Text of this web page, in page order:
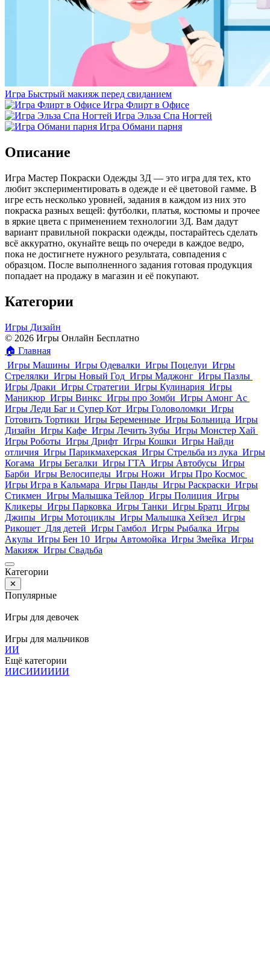
Игра Быстрый макияж перед свиданием
Игра Флирт в Офисе
Игра Эльза Спа Ногтей
Игра Обмани парня
Описание
Игра Мастер Покраски Одежды 3Д — это игра для тех, кто
любит экспериментировать в одежде и её цветовой гамме. В
игре есть несколько уровней, задания в каждом из них это
покраска разных вещей: футболки, платья, костюмы и прочее
в яркие цвета с применением технологии 3Д. Вам дадут
вариант правильной покраски одежды, постарайтесь сделать
всё аккуратно, окунайте вещь по очереди в каждое ведро,
пока не достигнете нужного результата, совпадения с
образцом. После выполненного задания готовая продукция
попадает на продажу в магазин и её покупают.
Категории
Игры Дизайн
© 2026 Игры Онлайн Бесплатно
🏠 Главная
Игры Машины Игры Одевалки Игры Поцелуи Игры
Стрелялки Игры Новый Год Игры Маджонг Игры Пазлы
Игры Драки Игры Стратегии Игры Кулинария Игры
Маникюр Игры Винкс Игры про Зомби Игры Амонг Ас
Игры Леди Баг и Супер Кот Игры Головоломки Игры
Готовить Тортики Игры Беременные Игры Больница Игры
Дизайн Игры Кафе Игры Лечить Зубы Игры Монстер Хай
Игры Роботы Игры Дрифт Игры Кошки Игры Найди
отличия Игры Парикмахерская Игры Стрельба из лука Игры
Когама Игры Бегалки Игры ГТА Игры Автобусы Игры
Барби Игры Велосипеды Игры Ножи Игры Про Космос
Игры Игра в Кальмара Игры Панды Игры Раскраски Игры
Стикмен Игры Малышка Тейлор Игры Полиция Игры
Кликеры Игры Парковка Игры Танки Игры Братц Игры
Джипы Игры Мотоциклы Игры Малышка Хейзел Игры
Рикошет Для детей Игры Гамбол Игры Рыбалка Игры
Акулы Игры Бен 10 Игры Автомойка Игры Змейка Игры
Макияж Игры Свадьба
Категории
✕
Популярные
Игры для девочек
Игры для мальчиков
ИИ
Ещё категории
ИИСИИИИИИ